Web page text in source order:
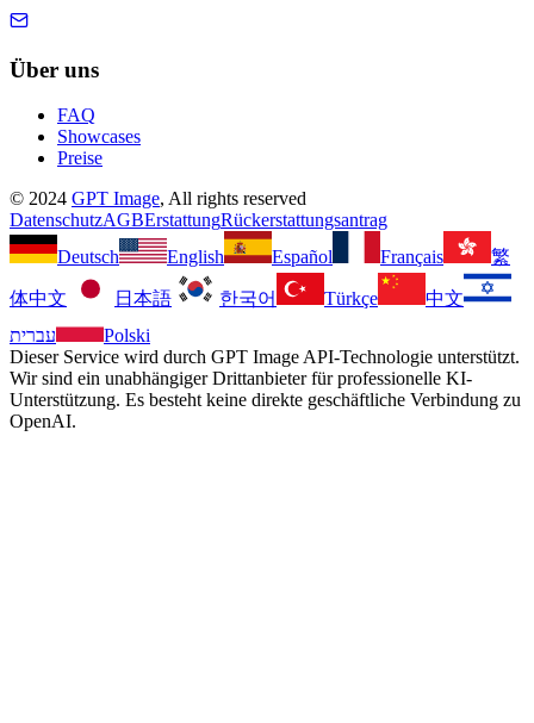
Über uns
FAQ
Showcases
Preise
© 2024 GPT Image, All rights reserved
DatenschutzAGBErstattungRückerstattungsantrag
Deutsch
English Español Français 繁
体中文 日本語 한국어 Türkçe
中文
עברית
Polski
Dieser Service wird durch GPT Image API-Technologie unterstützt.
Wir sind ein unabhängiger Drittanbieter für professionelle KI-
Unterstützung. Es besteht keine direkte geschäftliche Verbindung zu
OpenAI.